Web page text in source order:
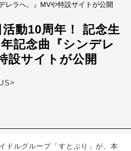
レラへ。』MVや特設サイトが公開
動10周年！ 記念生
記念曲『シンデレ
設サイトが公開
ドルグループ「すとぷり」が、本